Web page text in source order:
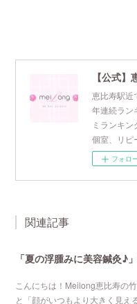
恵比寿駅近
年連続ラン
ミランキ
個室、リピ
フォロ
関連記事
こんにちは！Meilong恵比寿の
と「顔がいつもより大きく見え